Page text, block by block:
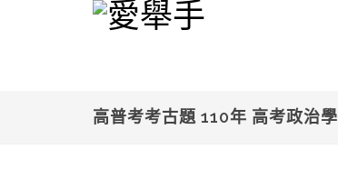
高普考考古題 110年 高考政治學